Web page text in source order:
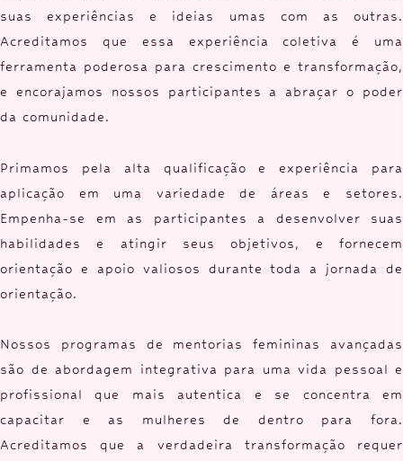
suas experiências e ideias umas com as outras.
Acreditamos que essa experiência coletiva é uma
ferramenta poderosa para crescimento e transformação,
e encorajamos nossos participantes a abraçar o poder
da comunidade.
Primamos pela alta qualificação e experiência para
aplicação em uma variedade de áreas e setores.
Empenha-se em as participantes a desenvolver suas
habilidades e atingir seus objetivos, e fornecem
orientação e apoio valiosos durante toda a jornada de
orientação.
Nossos programas de mentorias femininas avançadas
são de abordagem integrativa para uma vida pessoal e
profissional que mais autentica e se concentra em
capacitar e as mulheres de dentro para fora.
Acreditamos que a verdadeira transformação requer